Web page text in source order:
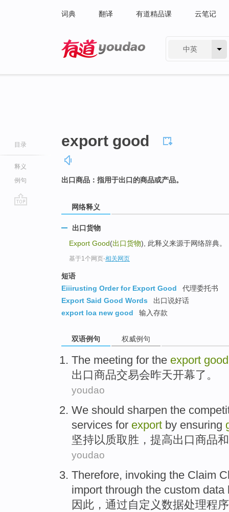
词典 翻译 有道精品课 云笔记
中英
目录
释义
例句
export good
出口商品：指用于出口的商品或产品。
网络释义
出口货物
Export Good(出口货物), 此释义来源于网络辞典。
基于1个网页-相关网页
短语
Eiiirusting Order for Export Good
代理委托书
Export Said Good Words
出口说好话
export loa new good
输入存款
双语例句 权威例句
The meeting for the export good
出口商品交易会昨天开幕了。
youdao
We should sharpen the
services for export by ensuring
坚持以质取胜 ，提高出口商品和
youdao
Therefore, invoking the Claim
import through the custom data
因此 ， 通过自定义数据处理程序